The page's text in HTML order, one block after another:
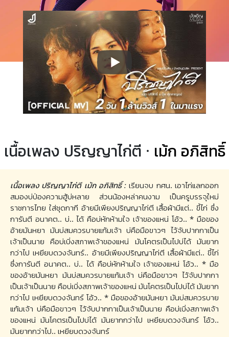
เนื้อเพลง ปริญญาไก่ตี · เม้ก อภิสิทธิ์
เนื้อเพลง ปริญญาไก่ตี เม้ก อภิสิทธิ์ :เรียนจบ กศน. เอาไก่แลกออก
สมองบ่ป่องความฮู้บ่หลาย ส่วนน้องหล่าคนงาม เป็นครูบรรจุใหม่
ราชการไทย ใส่ชุดกากี อ้ายมีเพียงปริญญาไก่ตี เสื้อผ้ามีแต่.. ขี้ไก่ ซึ่ง
การันตี อนาคต.. บ่.. ได้ คือบ่หักห้ามใจ เจ้าของแหน่ โอ้ว.. * มือของ
อ้ายมันหยา มันบ่สมควรบายแก้มเจ้า บ่คือมือขาวๆ ไว้จับปากกาเป็น
เจ้าเป็นนาย คือบ่เบิ่งสภาพเจ้าของแหน่ มันโคตรเป็นไปบ่ได้ มันยาก
กว่าไป เหยียบดวงจันทร์.. อ้ายมีเพียงปริญญาไก่ตี เสื้อผ้ามีแต่.. ขี้ไก่
ซึ่งการันตี อนาคต.. บ่.. ได้ คือบ่หักห้ามใจ เจ้าของแหน่ โอ้ว.. * มือ
ของอ้ายมันหยา มันบ่สมควรบายแก้มเจ้า บ่คือมือขาวๆ ไว้จับปากกา
เป็นเจ้าเป็นนาย คือบ่เบิ่งสภาพเจ้าของแหน่ มันโคตรเป็นไปบ่ได้ มันยาก
กว่าไป เหยียบดวงจันทร์ โอ้ว.. * มือของอ้ายมันหยา มันบ่สมควรบาย
แก้มเจ้า บ่คือมือขาวๆ ไว้จับปากกาเป็นเจ้าเป็นนาย คือบ่เบิ่งสภาพเจ้า
ของแหน่ มันโคตรเป็นไปบ่ได้ มันยากกว่าไป เหยียบดวงจันทร์ โอ้ว..
มันยากกว่าไป.. เหยียบดวงจันทร์